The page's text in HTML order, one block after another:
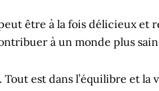
être à la fois délicieux et
à un monde plus
est dans l’équilibre et la